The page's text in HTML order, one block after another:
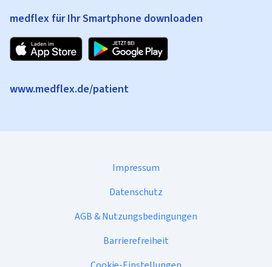
medflex für Ihr Smartphone downloaden
www.medflex.de/patient
Impressum
Datenschutz
AGB & Nutzungsbedingungen
Barrierefreiheit